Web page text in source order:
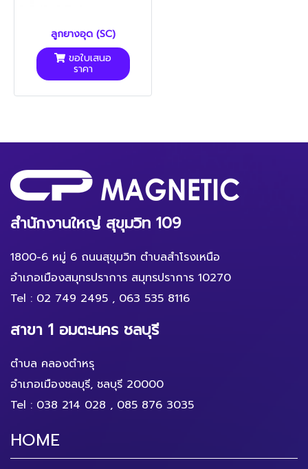
ลูกยางอุด (SC)
ขอใบเสนอ
ราคา
สำนักงานใหญ่ สุขุมวิท 109
1800-6 หมู่ 6 ถนนสุขุมวิท ตำบลสำโรงเหนือ
อำเภอเมืองสมุทรปราการ สมุทรปราการ 10270
Tel : 02 749 2495 , 063 535 8116
สาขา 1 อมตะนคร ชลบุรี
ตำบล คลองตำหรุ
อำเภอเมืองชลบุรี, ชลบุรี 20000
Tel : 038 214 028 , 085 876 3035
HOME